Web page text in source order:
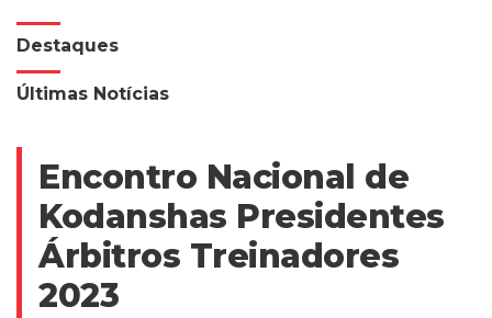
Destaques
Últimas Notícias
Encontro Nacional de
Kodanshas Presidentes
Árbitros Treinadores
2023